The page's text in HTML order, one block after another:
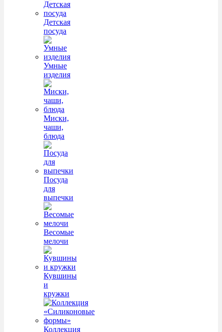
Детская
посуда
Умные
изделия
Миски,
чаши,
блюда
Посуда
для
выпечки
Весомые
мелочи
Кувшины
и
кружки
Коллекция